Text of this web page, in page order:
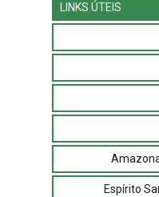
LINKS ÚTEIS
Espírito